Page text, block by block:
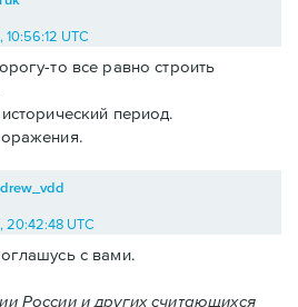
10:56:12 UTC
то все равно строить
период.
20:42:48 UTC
с вами.
России и других считающихся